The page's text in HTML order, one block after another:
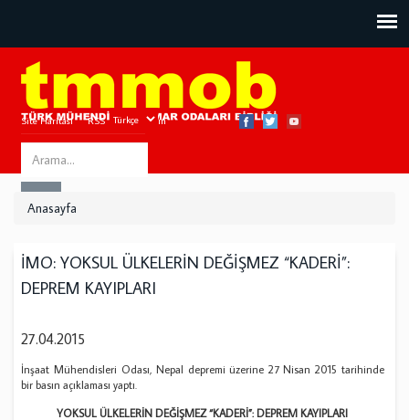
Site Haritası RSS Bize Ulaşın
Search
this
Anasayfa
İMO: YOKSUL ÜLKELERİN DEĞİŞMEZ “KADERİ”:
DEPREM KAYIPLARI
27.04.2015
İnşaat Mühendisleri Odası, Nepal depremi üzerine 27 Nisan 2015 tarihinde
bir basın açıklaması yaptı.
YOKSUL ÜLKELERİN DEĞİŞMEZ “KADERİ”: DEPREM KAYIPLARI